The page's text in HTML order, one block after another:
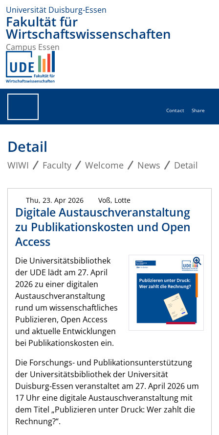
Universität Duisburg-Essen
Fakultät für
Wirtschaftswissenschaften
Campus Essen
Contact Share
Detail
WIWI Faculty Welcome News Detail
Thu, 23. Apr 2026 Voß, Lotte
Digitale Austauschveranstaltung
zu Publikationskosten und Open
Access
Die Universitätsbibliothek
der UDE lädt am 27. April
2026 zu einer digitalen
Austauschveranstaltung
rund um wissenschaftliches
Publizieren, Open Access
und aktuelle Entwicklungen
bei Publikationskosten ein.
Die Forschungs- und Publikationsunterstützung
der Universitätsbibliothek der Universität
Duisburg-Essen veranstaltet am 27. April 2026 um
17 Uhr eine digitale Austauschveranstaltung mit
dem Titel „Publizieren unter Druck: Wer zahlt die
Rechnung?“.